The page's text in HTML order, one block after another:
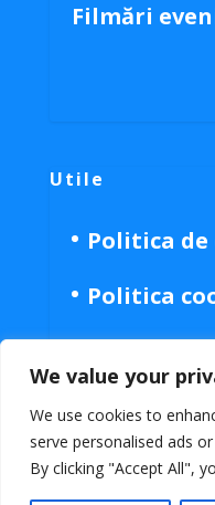
We value your
We use cookies to
serve personalised ads
By clicking "Accept All",
Filmări
Utile
Politica
Politica